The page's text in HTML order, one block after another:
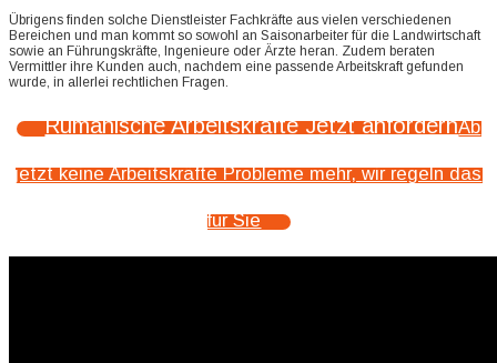
Übrigens finden solche Dienstleister Fachkräfte aus vielen verschiedenen
Bereichen und man kommt so sowohl an Saisonarbeiter für die Landwirtschaft
sowie an Führungskräfte, Ingenieure oder Ärzte heran. Zudem beraten
Vermittler ihre Kunden auch, nachdem eine passende Arbeitskraft gefunden
wurde, in allerlei rechtlichen Fragen.
Rumänische Arbeitskräfte Jetzt anfordernAb
jetzt keine Arbeitskräfte Probleme mehr, wir regeln das
für Sie